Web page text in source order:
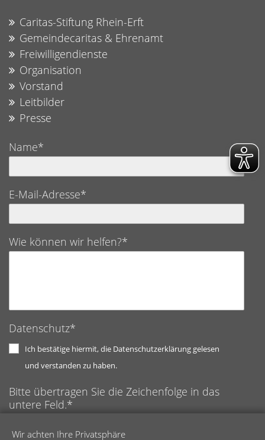
Wir achten Ihre Privatsphäre
Caritas-Stiftung Rhein-Erft
Gemeindecaritas & Ehrenamt
Freiwilligendienste
Organisation
Vorstand
Leitbilder
Presse
Name*
E-Mail-Adresse*
Wie können wir helfen?*
Datenschutz*
Ich bestätige hiermit, die Datenschutzerklärung gelesen
und verstanden zu haben.
Bitte übertragen Sie die Zeichenfolge in das
untere Feld.*
Hier klicken